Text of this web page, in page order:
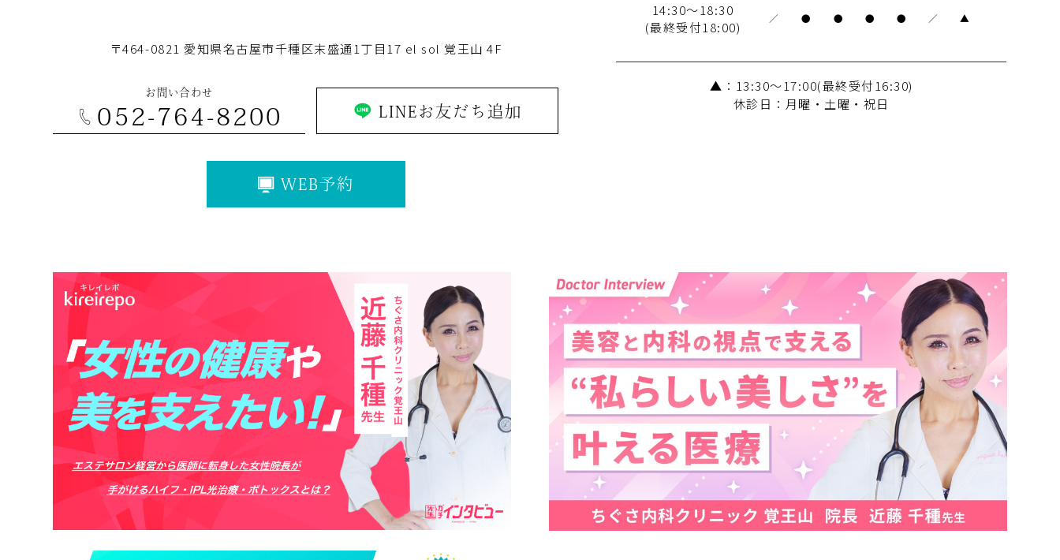
〒464-0821 愛知県名古屋市千種区末盛通1丁目17 el sol 覚王山 4F
お問い合わせ
052-764-8200 LINEお友だち追加
WEB予約
14:30～18:30
(最終受付18:00)
／ ● ● ● ● ／ ▲
▲：13:30～17:00(最終受付16:30)
休診日：月曜・土曜・祝日